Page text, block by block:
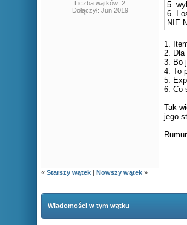
Liczba wątków: 2
Dołączył: Jun 2019
5.
6. I
NIE
1.
2. Dla
3. Bo
4. To
5.
6. Co
Tak
jego
«Starszy wątek |Nowszy wątek »
Wiadomości w tym wątku